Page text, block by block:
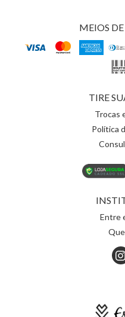
MEIOS
TIRE
Trocas
Política
Entre